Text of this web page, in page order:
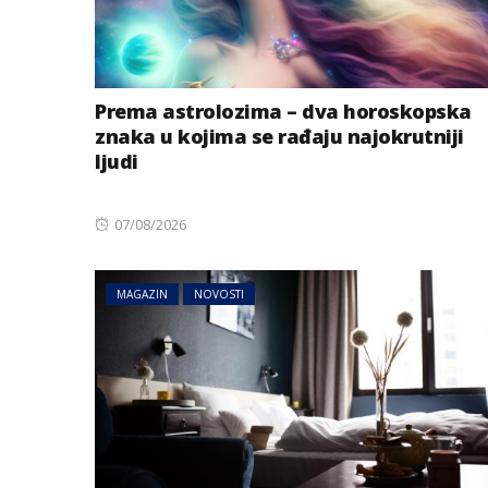
Prema astrolozima – dva horoskopska
znaka u kojima se rađaju najokrutniji
ljudi
Posted
07/08/2026
MAGAZIN NOVOSTI